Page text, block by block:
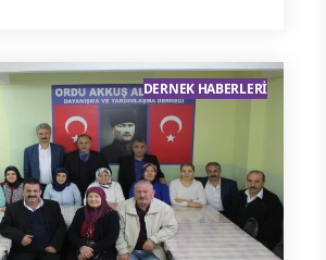
DERNEK HABERLERI